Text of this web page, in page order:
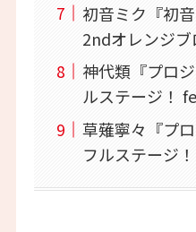
初音ミク『初
2ndオレンジブ
神代類『プロ
ルステージ！
草薙寧々『プ
フルステージ